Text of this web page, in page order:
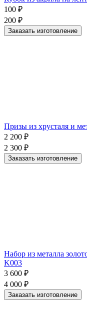
100 ₽
200 ₽
Заказать изготовление
Призы из хрусталя и
2 200 ₽
2 300 ₽
Заказать изготовление
Набор из металла
K003
3 600 ₽
4 000 ₽
Заказать изготовление